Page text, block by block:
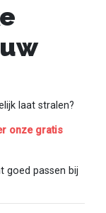
laat stralen?
onze gratis
goed passen bij